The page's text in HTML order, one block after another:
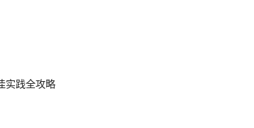
实践全攻略